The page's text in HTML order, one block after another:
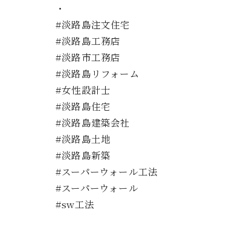
・
#淡路島注文住宅
#淡路島工務店
#淡路市工務店
#淡路島リフォーム
#女性設計士
#淡路島住宅
#淡路島建築会社
#淡路島土地
#淡路島新築
#スーパーウォール工法
#スーパーウォール
#sw工法